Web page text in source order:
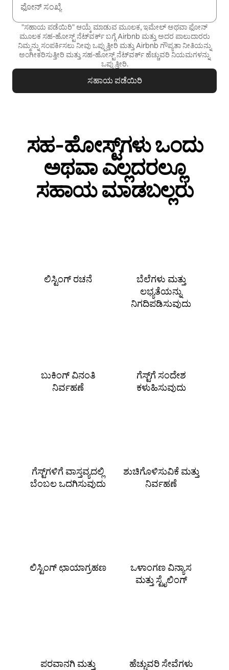
ಫೋನ್ ಸಂಖ್ಯೆ
"ಸಹಾಯ ಪಡೆಯಿರಿ" ಆಯ್ಕೆ ಮಾಡುವ ಮೂಲಕ, ಇಮೇಲ್ ಅಥವಾ ಫೋನ್
ಮೂಲಕ ಸಹ-ಹೋಸ್ಟ್ ನೆಟ್‌ವರ್ಕ್ ಬಗ್ಗೆ Airbnb ಮತ್ತು ಅದರ ಪಾಲುದಾರರು
ನಿಮ್ಮನ್ನು ಸಂಪರ್ಕಿಸಲು ನೀವು ಒಪ್ಪುತ್ತೀರಿ ಮತ್ತು Airbnb ಗೌಪ್ಯತಾ ನೀತಿಯನ್ನು
ಅಂಗೀಕರಿಸುತ್ತೀರಿ ಮತ್ತು ಸಹ-ಹೋಸ್ಟ್ ನೆಟ್‌ವರ್ಕ್ ಹೆಚ್ಚುವರಿ ನಿಯಮಗಳನ್ನು
ಒಪ್ಪುತ್ತೀರಿ.
ಸಹಾಯ ಪಡೆಯಿರಿ
ಸಹ‑ಹೋಸ್ಟ್‌ಗಳು ಒಂದು
ಅಥವಾ ಎಲ್ಲದರಲ್ಲೂ
ಸಹಾಯ ಮಾಡಬಲ್ಲರು
ಲಿಸ್ಟಿಂಗ್ ರಚನೆ
ಬೆಲೆಗಳು ಮತ್ತು
ಲಭ್ಯತೆಯನ್ನು
ನಿಗದಿಪಡಿಸುವುದು
ಬುಕಿಂಗ್ ವಿನಂತಿ
ನಿರ್ವಹಣೆ
ಗೆಸ್ಟ್‌ಗೆ ಸಂದೇಶ
ಕಳುಹಿಸುವುದು
ಗೆಸ್ಟ್‌ಗಳಿಗೆ ವಾಸ್ತವ್ಯದಲ್ಲಿ
ಬೆಂಬಲ ಒದಗಿಸುವುದು
ಶುಚಿಗೊಳಿಸುವಿಕೆ ಮತ್ತು
ನಿರ್ವಹಣೆ
ಲಿಸ್ಟಿಂಗ್ ಛಾಯಾಗ್ರಹಣ
ಒಳಾಂಗಣ ವಿನ್ಯಾಸ
ಮತ್ತು ಸ್ಟೈಲಿಂಗ್
ಪರವಾನಗಿ ಮತ್ತು ಹೆಚ್ಚುವರಿ ಸೇವೆಗಳು